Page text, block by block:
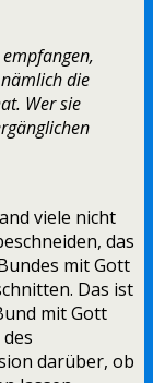
die
Wer sie
viele nicht
das
mit Gott
Das ist
mit Gott
darüber, ob